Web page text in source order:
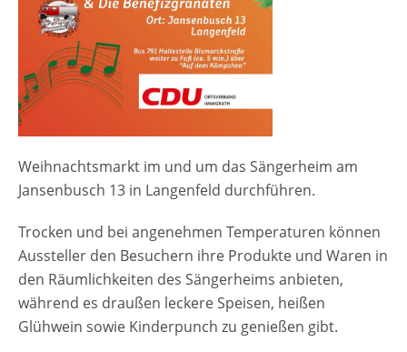
Aussteller herzlich willkommen.“ (Stand 7.11.
2022 ) und Anmeldungen zum
Weihnachtszauber am Sängerheim an:
immigrath@cdu-langenfeld.de [rule
type="basic"] Anzeige Termine und
Sonntag 11-20 Uhr Indoor Weihnachtsmarkt
im Sängerheim Outdoorgelände mit Speisen
und Getränken
Veranstaltungsort Weihnachtszauber am
Sängerheim 2022 Sängerheim am
Jansenbusch 13 40764 Langenfeld NRW,
Deutschland Weitere Informationen zur
Veranstaltung finden sie auf der Website des
Weihnachtsmarkt im und um das Sängerheim am
Jansenbusch 13 in Langenfeld durchführen.
Trocken und bei angenehmen Temperaturen können
Aussteller den Besuchern ihre Produkte und Waren in
den Räumlichkeiten des Sängerheims anbieten,
während es draußen leckere Speisen, heißen
Glühwein sowie Kinderpunch zu genießen gibt.